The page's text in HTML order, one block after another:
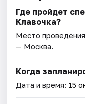
Где пройдет
Клавочка?
Место
— Москва.
Когда
Дата и время: 15